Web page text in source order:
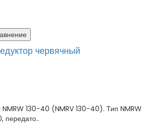
червячный
NMRW 130-40 (NMRV 130-40). Тип NMRW
передато..